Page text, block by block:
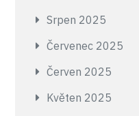
Srpen 2025
Červenec 2025
Červen 2025
Květen 2025